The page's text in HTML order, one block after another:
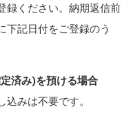
録ください。納期返信前
下記日付をご登録のう
済み)を預ける場合
みは不要です。